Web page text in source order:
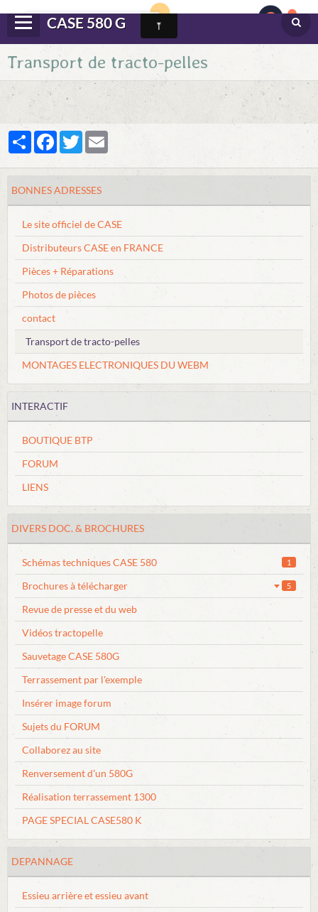
CASE 580 G
Panier
Votre compte
Langues
DONNEES TECHNIQUES
CONDUITE
ENTRETIEN
DIVERS DOC. & BROCHURES
BONNES ADRESSES
FORUM
Boutique
Transport de tracto-pelles
PartagerFacebook
Twitter
BONNES ADRESSES
Le site officiel de CASE
Distributeurs CASE en FRANCE
Pièces + Réparations
Photos de pièces
contact
Transport de tracto-pelles
MONTAGES ELECTRONIQUES DU WEBM
INTERACTIF
BOUTIQUE BTP
FORUM
LIENS
DIVERS DOC. & BROCHURES
Schémas techniques CASE 580 1
Brochures à télécharger 5
Revue de presse et du web
Vidéos tractopelle
Sauvetage CASE 580G
Terrassement par l'exemple
Insérer image forum
Sujets du FORUM
Collaborez au site
Renversement d'un 580G
Réalisation terrassement 1300
PAGE SPECIAL CASE580 K
DEPANNAGE
Essieu arrière et essieu avant